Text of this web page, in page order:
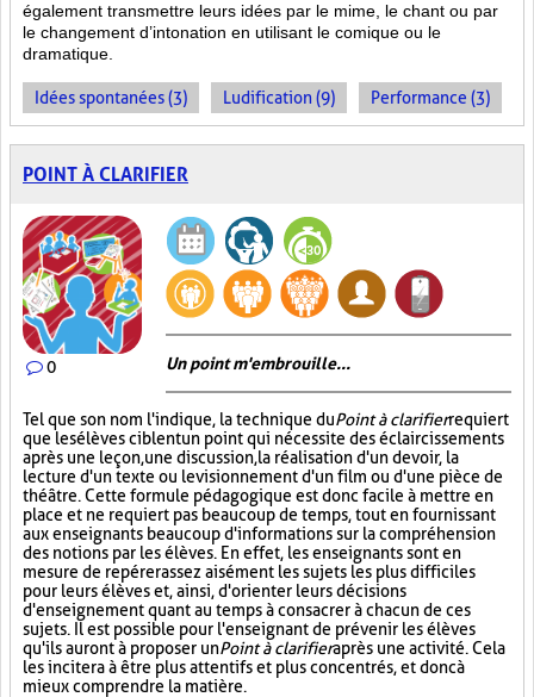
également transmettre leurs idées par le mime, le chant ou par
le changement d’intonation en utilisant le comique ou le
dramatique.
Idées spontanées (3) Ludification (9) Performance (3)
POINT À CLARIFIER
0 Un point m'embrouille...
Tel que son nom l'indique, la technique duPoint à clarifierrequiert
que les élèves ciblent un point qui nécessite des éclaircissements
après une leçon, une discussion, la réalisation d'un devoir, la
lecture d'un texte ou le visionnement d'un film ou d'une pièce de
théâtre. Cette formule pédagogique est donc facile à mettre en
place et ne requiert pas beaucoup de temps, tout en fournissant
aux enseignants beaucoup d'informations sur la compréhension
des notions par les élèves. En effet, les enseignants sont en
mesure de repérer assez aisément les sujets les plus difficiles
pour leurs élèves et, ainsi, d'orienter leurs décisions
d'enseignement quant au temps à consacrer à chacun de ces
sujets. Il est possible pour l'enseignant de prévenir les élèves
qu'ils auront à proposer unPoint à clarifieraprès une activité. Cela
les incitera à être plus attentifs et plus concentrés, et donc à
mieux comprendre la matière.